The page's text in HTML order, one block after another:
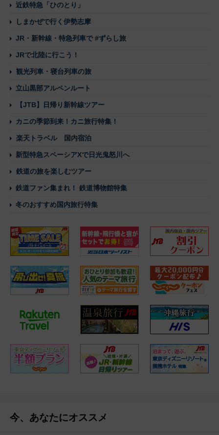
近鉄特急「ひのとり」
しまかぜで行く伊勢志摩
JR・新幹線・特急列車で #ずらし旅
JRで北陸に行こう！
観光列車・寝台列車の旅
立山黒部アルペンルート
【JTB】日帰り新幹線ツアー
カニの季節到来！カニ旅行特集！
楽天トラベル 国内宿泊
新型特急スペーシアXで日光鬼怒川へ
鉄道の旅を楽しむツアー
鉄道ファン集まれ！ 鉄道博物館特集
冬のおすすめ国内旅行特集
今、あなたにオススメ